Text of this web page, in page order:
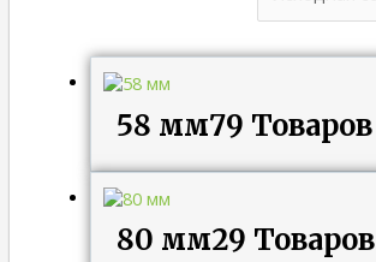
58 мм79 Товаров
80 мм29 Товаров